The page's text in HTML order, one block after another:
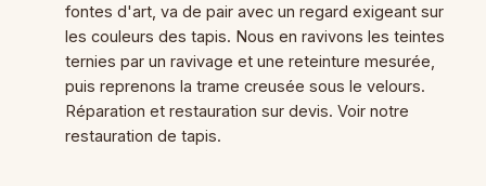
fontes d'art, va de pair avec un regard exigeant sur
les couleurs des tapis. Nous en ravivons les teintes
ternies par un ravivage et une reteinture mesurée,
puis reprenons la trame creusée sous le velours.
Réparation et restauration sur devis. Voir notre
restauration de tapis.